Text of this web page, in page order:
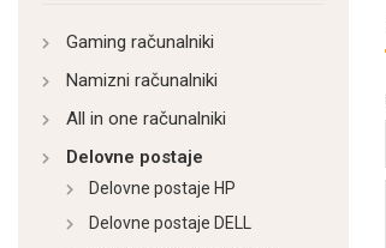
Gaming računalniki
Namizni računalniki
All in one računalniki
Delovne postaje
Delovne postaje HP
Delovne postaje DELL